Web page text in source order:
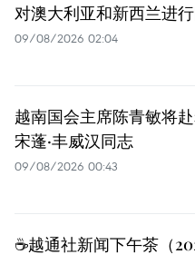
对澳大利亚和新西兰进
09/08/2026 02:04
越南国会主席陈青敏将
宋蓬·丰威汉同志
09/08/2026 00:43
☕️越通社新闻下午茶（